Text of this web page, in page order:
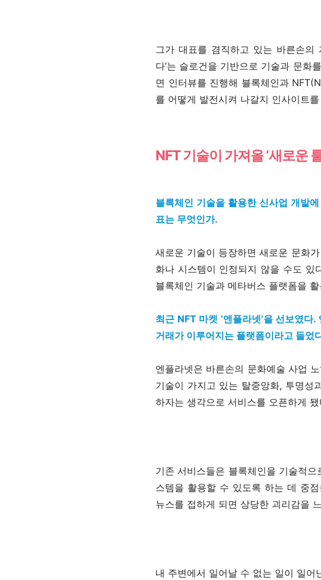
그가 대표를 겸직하고 있는 바른손의
다’는 슬로건을 기반으로 기술과 문화
면 인터뷰를 진행해 블록체인과
를 어떻게 발전시켜 나갈지 인사이트
NFT 기술이 가져올 ‘새로운
블록체인 기술을 활용한 신사업 개발
표는 무엇인가.
새로운 기술이 등장하면 새로운 문화
화나 시스템이 인정되지 않을 수도 있
블록체인 기술과 메타버스 플랫폼을
최근 NFT 마켓 ‘엔플라넷’을 선보였
거래가 이루어지는 플랫폼이라고 들었
엔플라넷은 바른손의 문화예술 사업
기술이 가지고 있는 탈중앙화, 투명성
하자는 생각으로 서비스를 오픈하게 됐
기존 서비스들은 블록체인을 기술적
스템을 활용할 수 있도록 하는 데 중
뉴스를 접하게 되면 상당한 괴리감을
내 주변에서 일어날 수 없는 일이 일